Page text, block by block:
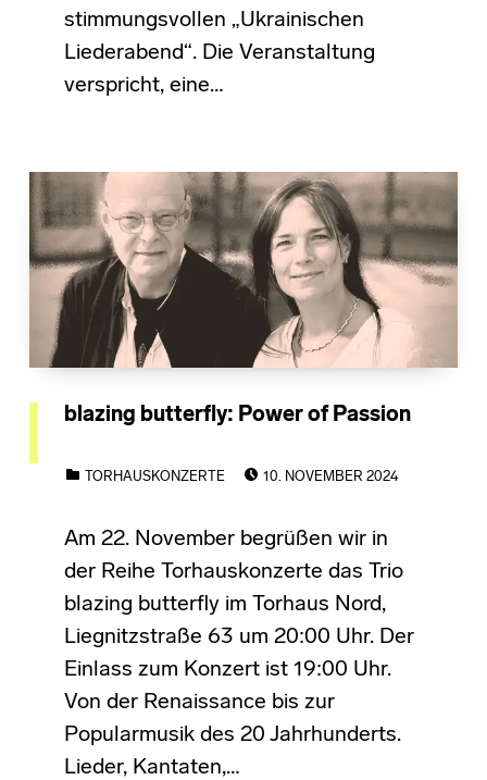
stimmungsvollen „Ukrainischen
Liederabend“. Die Veranstaltung
verspricht, eine…
blazing butterfly: Power of Passion
TORHAUSKONZERTE
10. NOVEMBER 2024
Am 22. November begrüßen wir in
der Reihe Torhauskonzerte das Trio
blazing butterfly im Torhaus Nord,
Liegnitzstraße 63 um 20:00 Uhr. Der
Einlass zum Konzert ist 19:00 Uhr.
Von der Renaissance bis zur
Popularmusik des 20 Jahrhunderts.
Lieder, Kantaten,…